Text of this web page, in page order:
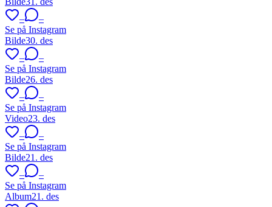
–
–
Se på Instagram
Bilde30. des
–
–
Se på Instagram
Bilde26. des
–
–
Se på Instagram
Video23. des
–
–
Se på Instagram
Bilde21. des
–
–
Se på Instagram
Album21. des